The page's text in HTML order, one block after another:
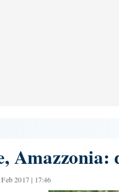
Amazzonia:
2017 | 17:46